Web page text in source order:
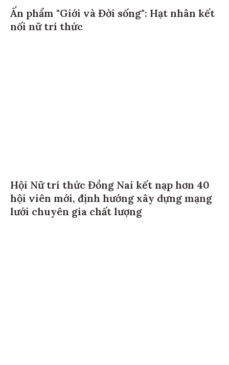
Ấn phẩm "Giới và Đời sống": Hạt nhân kết
nối nữ trí thức
Hội Nữ trí thức Đồng Nai kết nạp hơn 40
hội viên mới, định hướng xây dựng mạng
lưới chuyên gia chất lượng